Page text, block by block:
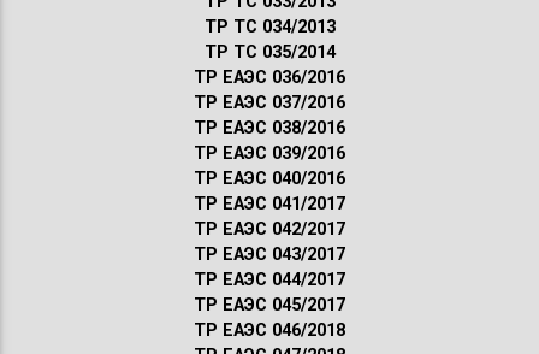
ТР ТС 034/2013
ТР ТС 035/2014
ТР ЕАЭС 036/2016
ТР ЕАЭС 037/2016
ТР ЕАЭС 038/2016
ТР ЕАЭС 039/2016
ТР ЕАЭС 040/2016
ТР ЕАЭС 041/2017
ТР ЕАЭС 042/2017
ТР ЕАЭС 043/2017
ТР ЕАЭС 044/2017
ТР ЕАЭС 045/2017
ТР ЕАЭС 046/2018